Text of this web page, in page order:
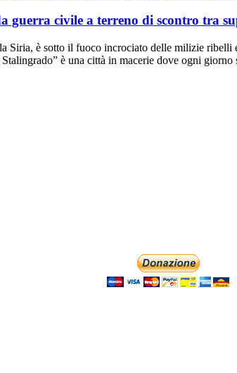
guerra civile a terreno di scontro tra
Siria, è sotto il fuoco incrociato delle milizie
è una città in macerie dove ogni giorno